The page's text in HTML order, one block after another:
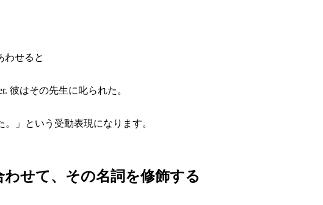
わせると
彼はその先生に叱られた。
。」という受動表現になります。
せて、その名詞を修飾する